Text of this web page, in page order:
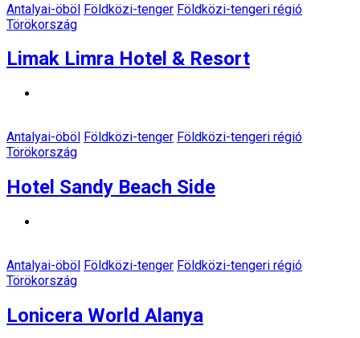
Antalyai-öböl Földközi-tenger Földközi-tengeri régió
Törökország
Limak Limra Hotel & Resort
Antalyai-öböl Földközi-tenger Földközi-tengeri régió
Törökország
Hotel Sandy Beach Side
Antalyai-öböl Földközi-tenger Földközi-tengeri régió
Törökország
Lonicera World Alanya